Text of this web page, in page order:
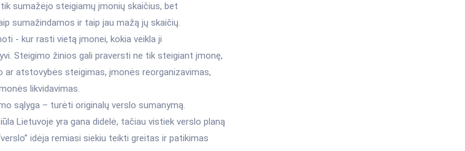
sumažėjo steigiamų įmonių skaičius, bet
sumažindamos ir taip jau mažą jų skaičių.
- kur rasti vietą įmonei, kokia veikla ji
Steigimo žinios gali praversti ne tik steigiant įmonę,
ar atstovybės steigimas, įmonės reorganizavimas,
likvidavimas.
sąlyga – turėti originalų verslo sumanymą.
Lietuvoje yra gana didelė, tačiau vistiek verslo planą
idėja remiasi siekiu teikti greitas ir patikimas